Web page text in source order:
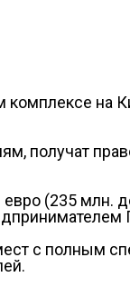
на
(235
с полным